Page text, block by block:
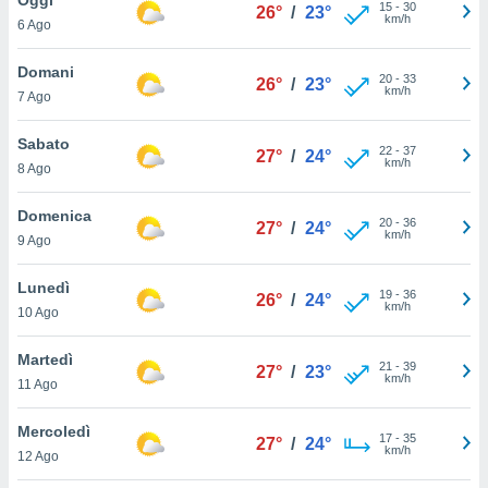
è
al sito
di
ci
di
il
un
la
nella
6 Ago
26° / 23° 15- 30
km/h
Domani
7 Ago
26° / 23° 20- 33
km/h
Sabato
8 Ago
27° / 24° 22- 37
km/h
Domenica
9 Ago
27° / 24° 20- 36
km/h
Lunedì
10 Ago
26° / 24° 19- 36
km/h
Martedì
11 Ago
27° / 23° 21 - 39
km/h
Mercoledì
12 Ago
27° / 24° 17- 35
km/h